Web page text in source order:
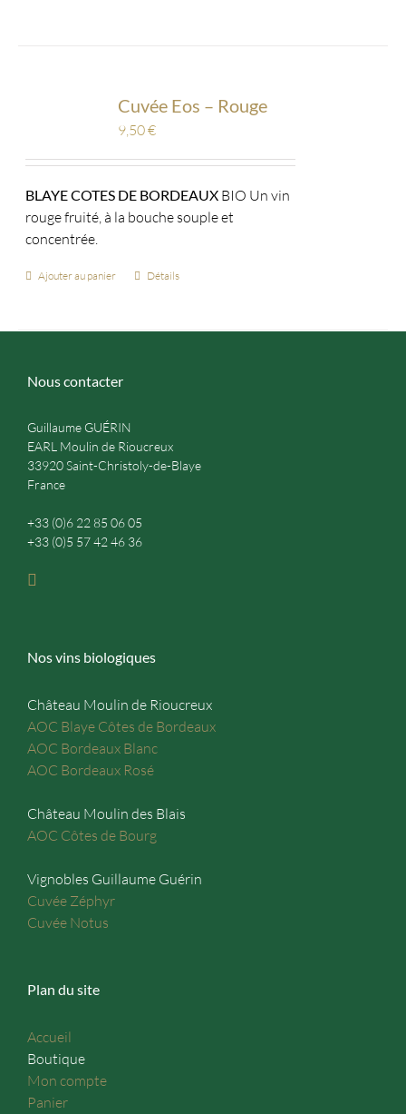
Cuvée Eos – Rouge
9,50€
BLAYE COTES DE BORDEAUX BIO Un vin
rouge fruité, à la bouche souple et
concentrée.
Ajouter au panier Détails
Nous contacter
Guillaume GUÉRIN
EARL Moulin de Rioucreux
33920 Saint-Christoly-de-Blaye
France
+33 (0)6 22 85 06 05
+33 (0)5 57 42 46 36
Nos vins biologiques
Château Moulin de Rioucreux
AOC Blaye Côtes de Bordeaux
AOC Bordeaux Blanc
AOC Bordeaux Rosé
Château Moulin des Blais
AOC Côtes de Bourg
Vignobles Guillaume Guérin
Cuvée Zéphyr
Cuvée Notus
Plan du site
Accueil
Boutique
Mon compte
Panier